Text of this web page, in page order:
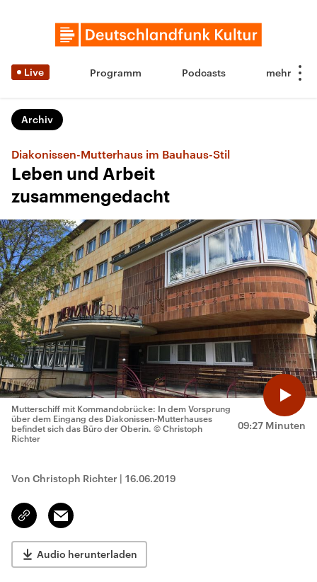
Live Programm Podcasts
Archiv
Diakonissen-Mutterhaus im Bauhaus-Stil
Leben und Arbeit
zusammengedacht
09:27 Minuten
Mutterschiff mit Kommandobrücke: In dem Vorsprung
über dem Eingang des Diakonissen-Mutterhauses
befindet sich das Büro der Oberin. © Christoph
Richter
Von Christoph Richter | 16.06.2019
Link
kopieren/teilen
Email
Audio herunterladen